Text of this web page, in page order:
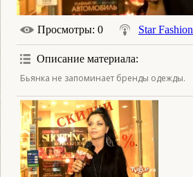
Просмотры: 0 Star Fashion
Описание материала:
Бьянка не запоминает бренды одежды.